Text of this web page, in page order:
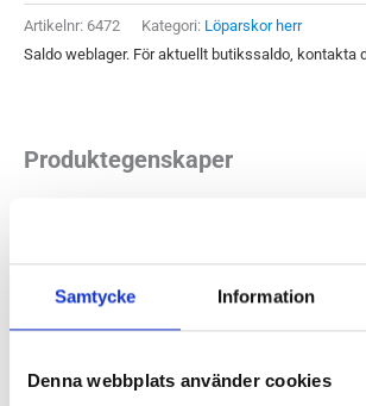
Samtycke Information
Denna webbplats använder cookies
mängd
Artikelnr: 6472 Kategori: Löparskor herr
Saldo weblager. För aktuellt butikssaldo, kontakta
Produktegenskaper
Infinite serien har funnits i UA´s line-up
är en rejäl uppdatering. Under Armour
nyare och mjukare material vilket både
funktionen flertalet snäpp. Kvar finns
komfortabla stötdämpningen gör Infinite